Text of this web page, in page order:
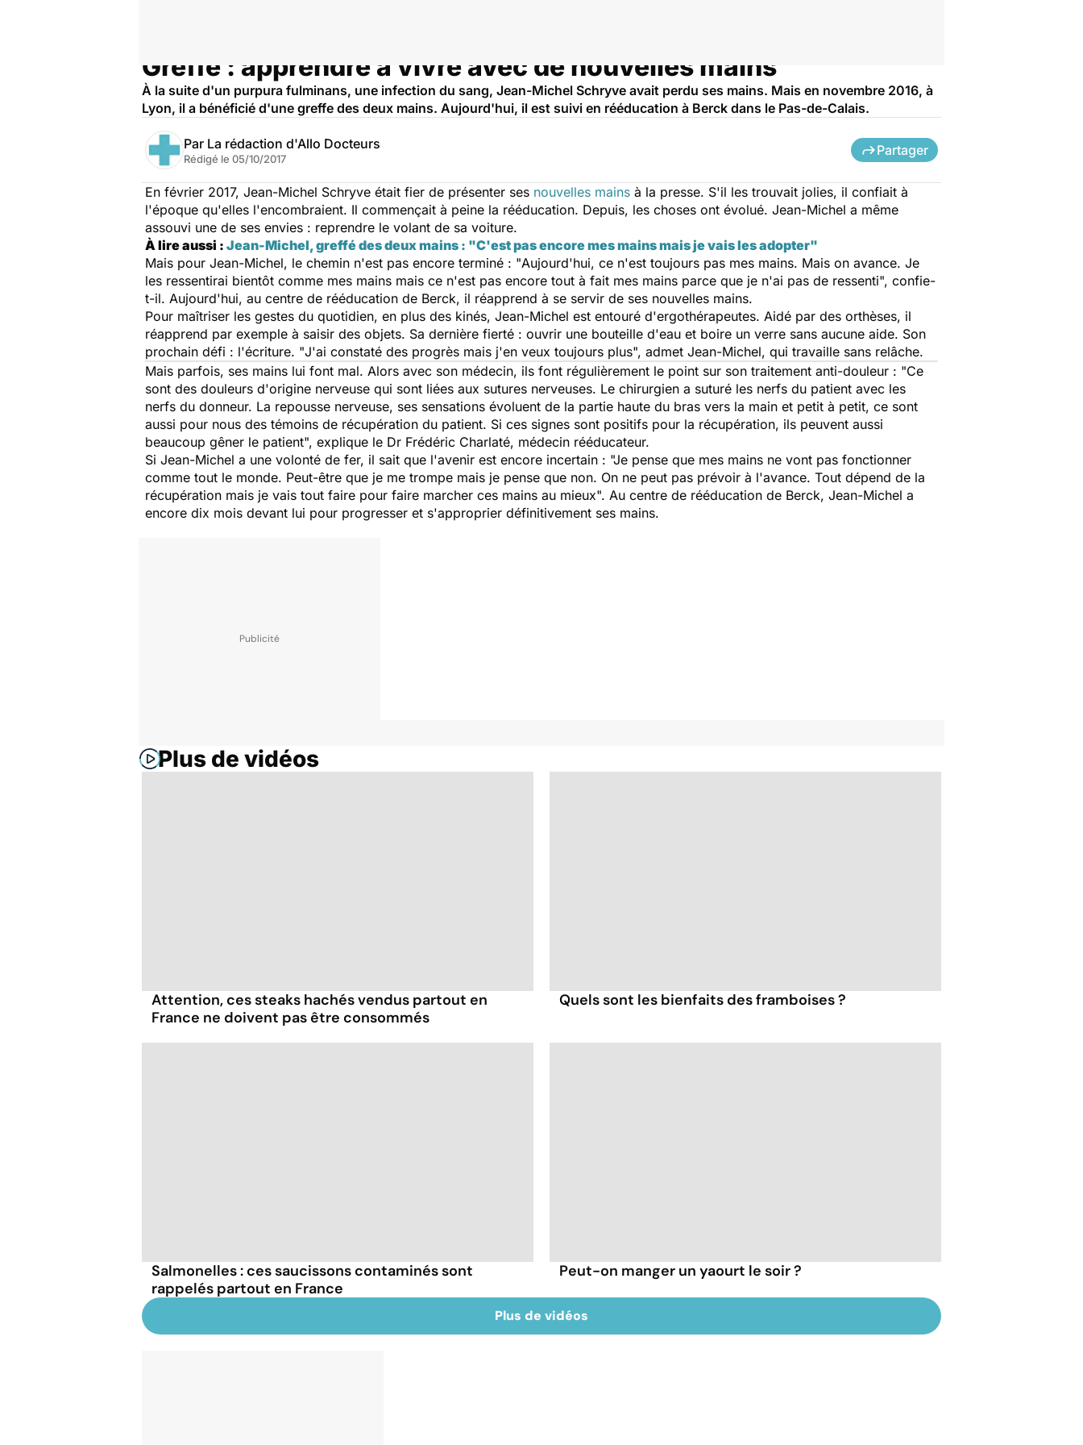
Greffe : apprendre à vivre avec de nouvelles mains
À la suite d'un purpura fulminans, une infection du sang, Jean-Michel Schryve avait perdu ses mains. Mais en novembre 2016, à
Lyon, il a bénéficié d'une greffe des deux mains. Aujourd'hui, il est suivi en rééducation à Berck dans le Pas-de-Calais.
Par La rédaction d'Allo Docteurs
Rédigé le 05/10/2017
Partager
En février 2017, Jean-Michel Schryve était fier de présenter ses nouvelles mains à la presse. S'il les trouvait jolies, il confiait à
l'époque qu'elles l'encombraient. Il commençait à peine la rééducation. Depuis, les choses ont évolué. Jean-Michel a même
assouvi une de ses envies : reprendre le volant de sa voiture.
À lire aussi : Jean-Michel, greffé des deux mains : "C'est pas encore mes mains mais je vais les adopter"
Mais pour Jean-Michel, le chemin n'est pas encore terminé : "Aujourd'hui, ce n'est toujours pas mes mains. Mais on avance. Je
les ressentirai bientôt comme mes mains mais ce n'est pas encore tout à fait mes mains parce que je n'ai pas de ressenti", confie-
t-il. Aujourd'hui, au centre de rééducation de Berck, il réapprend à se servir de ses nouvelles mains.
Pour maîtriser les gestes du quotidien, en plus des kinés, Jean-Michel est entouré d'ergothérapeutes. Aidé par des orthèses, il
réapprend par exemple à saisir des objets. Sa dernière fierté : ouvrir une bouteille d'eau et boire un verre sans aucune aide. Son
prochain défi : l'écriture. "J'ai constaté des progrès mais j'en veux toujours plus", admet Jean-Michel, qui travaille sans relâche.
Mais parfois, ses mains lui font mal. Alors avec son médecin, ils font régulièrement le point sur son traitement anti-douleur : "Ce
sont des douleurs d'origine nerveuse qui sont liées aux sutures nerveuses. Le chirurgien a suturé les nerfs du patient avec les
nerfs du donneur. La repousse nerveuse, ses sensations évoluent de la partie haute du bras vers la main et petit à petit, ce sont
aussi pour nous des témoins de récupération du patient. Si ces signes sont positifs pour la récupération, ils peuvent aussi
beaucoup gêner le patient", explique le Dr Frédéric Charlaté, médecin rééducateur.
Si Jean-Michel a une volonté de fer, il sait que l'avenir est encore incertain : "Je pense que mes mains ne vont pas fonctionner
comme tout le monde. Peut-être que je me trompe mais je pense que non. On ne peut pas prévoir à l'avance. Tout dépend de la
récupération mais je vais tout faire pour faire marcher ces mains au mieux". Au centre de rééducation de Berck, Jean-Michel a
encore dix mois devant lui pour progresser et s'approprier définitivement ses mains.
Plus de vidéos
Attention, ces steaks hachés vendus partout en
France ne doivent pas être consommés
Quels sont les bienfaits des framboises ?
Salmonelles : ces saucissons contaminés sont
rappelés partout en France
Peut-on manger un yaourt le soir ?
Plus de vidéos